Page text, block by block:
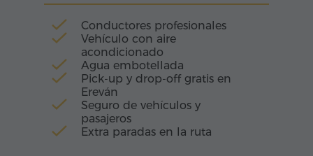
Conductores profesionales
Vehículo con aire
acondicionado
Agua embotellada
Pick-up y drop-off gratis en
Ereván
Seguro de vehículos y
pasajeros
Extra paradas en la ruta